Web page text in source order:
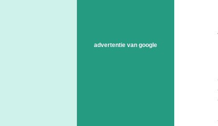
advertentie van google